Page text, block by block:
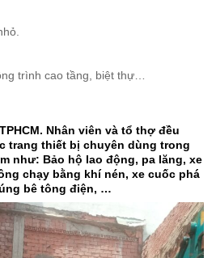
nhà cũ tại quận 10
trình cao tầng, biệt thự…
Nhân viên và tổ thợ đều
trang thiết bị chuyên dùng trong
như: Bảo hộ lao động, pa lăng, xe
chạy bằng khí nén, xe cuốc phá
bê tông điện, …